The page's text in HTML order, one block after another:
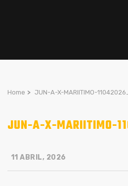
Home > JUN-A-X-MARIITIMO-
JUN-A-X-MARIITIMO-
11 ABRIL, 2026